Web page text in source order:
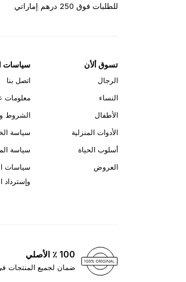
للطلبات فوق 250 درهم إماراتي
تسوق ألأن
الرجال
النساء
الأطفال
الأدوات المنزلية
أسلوب الحياة
العروض
سياسات
اتصل بنا
معلومات
الشروط
سياسة
سياسة
سياسات
وإسترداد
100 ٪ الأصلي
ضمان لجميع المنتجات